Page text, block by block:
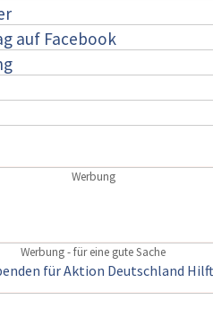
auf Facebook
Werbung
Werbung - für eine gute Sache